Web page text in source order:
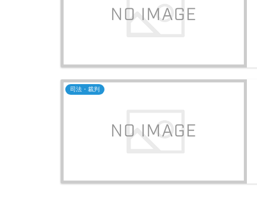
司法・裁判